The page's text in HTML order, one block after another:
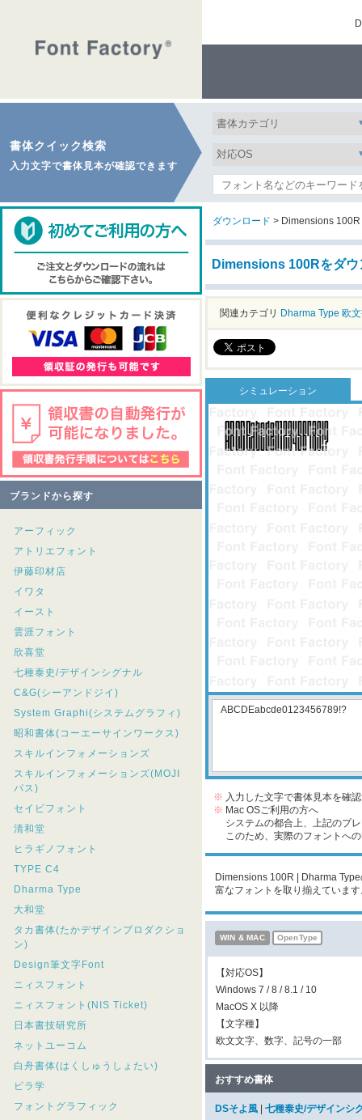
書体クイック検索
入力文字で書体見本が確認できます
ブランドから探す
アーフィック
アトリエフォント
伊藤印材店
イワタ
イースト
雲涯フォント
欣喜堂
七種泰史/デザインシグナル
C&G(シーアンドジイ)
System Graphi(システムグラフィ)
昭和書体(コーエーサインワークス)
スキルインフォメーションズ
スキルインフォメーションズ(MOJI
パス)
セイビフォント
清和堂
ヒラギノフォント
TYPE C4
Dharma Type
大和堂
タカ書体(たかデザインプロダクショ
ン)
Design筆文字Font
ニィスフォント
ニィスフォント(NIS Ticket)
日本書技研究所
ネットユーコム
白舟書体(はくしゅうしょたい)
ビラ学
フォントグラフィック
ダウンロード > Dimensions 100R
Dimensions 100Rをダウ
関連カテゴリ Dharma Type 欧
シミュレーション
※ 入力した文字で書体見本を確
※ Mac OSご利用の方へ
システムの都合上、上記のプ
このため、実際のフォントへの
Dimensions 100R | Dharma
富なフォントを取り揃えていま
WIN & MAC OpenType
【対応OS】
Windows 7 / 8 / 8.1 / 10
MacOS X 以降
【文字種】
欧文文字、数字、記号の一部
おすすめ書体
DSそよ風 七種泰史/デザインシ